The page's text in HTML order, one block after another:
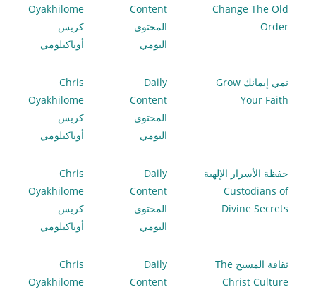
Change The Old
Order
Content
المحتوى
اليومي
Oyakhilome
كريس
أوياكيلومي
نمي إيمانك Grow
Your Faith
Daily
Content
المحتوى
اليومي
Chris
Oyakhilome
كريس
أوياكيلومي
حفظة الأسرار الإلهية
Custodians of
Divine Secrets
Daily
Content
المحتوى
اليومي
Chris
Oyakhilome
كريس
أوياكيلومي
ثقافة المسيح The
Christ Culture
Daily
Content
Chris
Oyakhilome